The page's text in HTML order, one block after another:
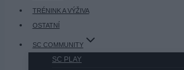
TRÉNINK A VÝŽIVA
OSTATNÍ
SC COMMUNITY
SC PLAY